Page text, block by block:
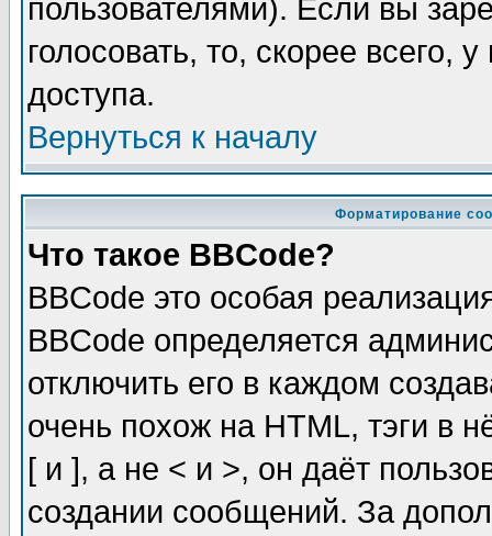
пользователями). Если вы
голосовать, то, скорее всего,
доступа.
Вернуться к началу
Форматирование
Что такое BBCode?
BBCode это особая
BBCode определяется
отключить его в каждом
очень похож на HTML, тэги в
[ и ], а не < и >, он даёт
создании сообщений. За